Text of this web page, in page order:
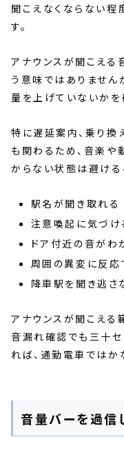
聞こえなくならない
す。
アナウンスが聞こえ
う意味ではありません
量を上げていないかを
特に遅延案内、乗り換
も関わるため、音楽
からない状態は避ける
駅名が聞き取れる
注意喚起に気づけ
ドア付近の音がわ
周囲の異変に反応
降車駅を聞き逃さ
アナウンスが聞こえる
音漏れ確認でも三十
れば、通勤電車ではか
音量バーを過信